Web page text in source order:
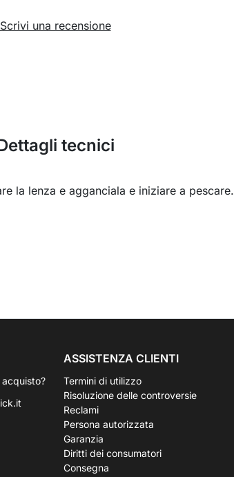
Scrivi una recensione
tecnici
la lenza e agganciala e iniziare a pescare.
ASSISTENZA CLIENTI
Termini di utilizzo
Risoluzione delle controversie
Reclami
Persona autorizzata
Garanzia
Diritti dei consumatori
Consegna